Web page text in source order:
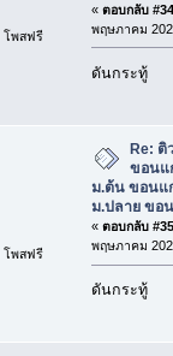
โพสฟรี
« ตอบกลับ
พฤษภาคม
ดันกระทู้
โพสฟรี
Re:
ขอนแ
ม.ต้น ขอนแ
ม.ปลาย ขอ
« ตอบกลับ
พฤษภาคม
ดันกระทู้